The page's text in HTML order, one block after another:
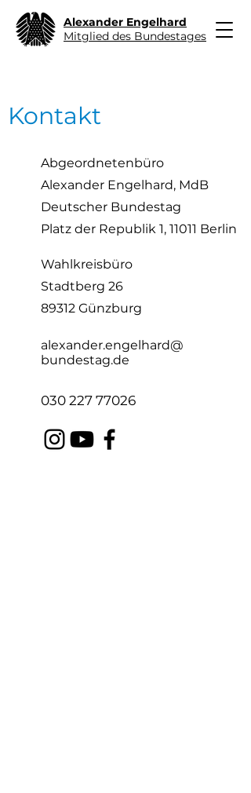
Alexander Engelhard
Mitglied des Bundestages
Kontakt
Abgeordnetenbüro
Alexander Engelhard, MdB
Deutscher Bundestag
Platz der Republik 1, 11011 Berlin
Wahlkreisbüro
Stadtberg 26
89312 Günzburg
alexander.engelhard@
bundestag.de
030 227 77026